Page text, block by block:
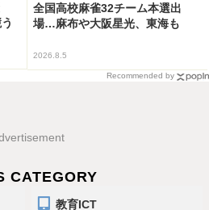
全国高校麻雀32チーム本選出
場…麻布や大阪星光、東海も
2026.8.5
Recommended by
CATEGORY
教育ICT